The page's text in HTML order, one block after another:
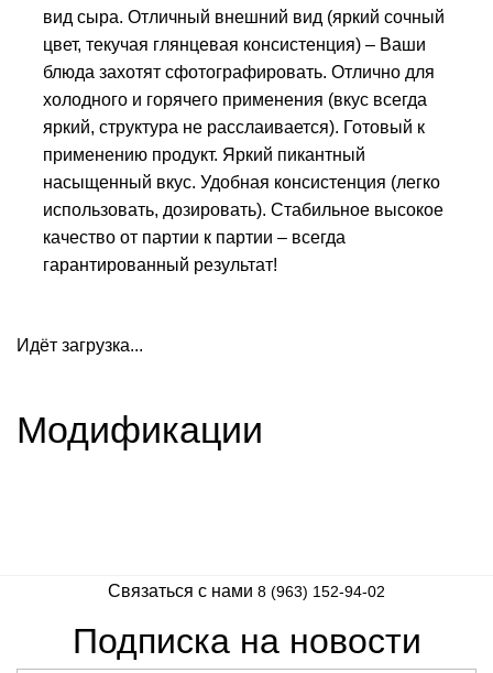
вид сыра. Отличный внешний вид (яркий сочный
цвет, текучая глянцевая консистенция) – Ваши
блюда захотят сфотографировать. Отлично для
холодного и горячего применения (вкус всегда
яркий, структура не расслаивается). Готовый к
применению продукт. Яркий пикантный
насыщенный вкус. Удобная консистенция (легко
использовать, дозировать). Стабильное высокое
качество от партии к партии – всегда
гарантированный результат!
Идёт загрузка...
Модификации
Связаться с нами 8 (963) 152-94-02
Подписка на новости